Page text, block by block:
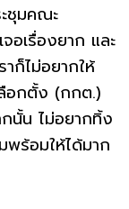
ชุมคณะ
อเรื่องยาก และ
ก็ไม่อยากให้
ลือกตั้ง (กกต.)
นั้น ไม่อยากทิ้ง
พร้อมให้ได้มาก